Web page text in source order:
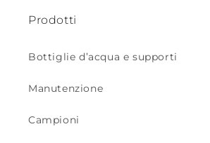
Prodotti
Bottiglie d’acqua e supporti
Manutenzione
Campioni